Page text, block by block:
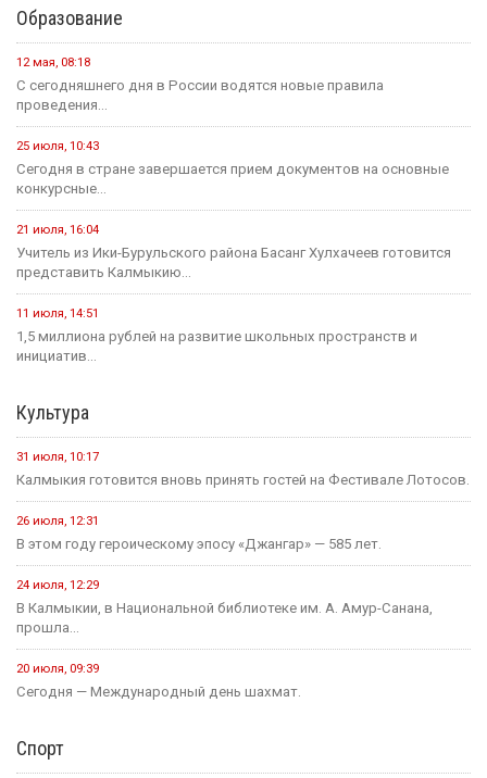
Образование
12 мая, 08:18
С сегодняшнего дня в России водятся новые правила
проведения...
25 июля, 10:43
Сегодня в стране завершается прием документов на основные
конкурсные...
21 июля, 16:04
Учитель из Ики-Бурульского района Басанг Хулхачеев готовится
представить Калмыкию...
11 июля, 14:51
1,5 миллиона рублей на развитие школьных пространств и
инициатив...
Культура
31 июля, 10:17
Калмыкия готовится вновь принять гостей на Фестивале Лотосов.
26 июля, 12:31
В этом году героическому эпосу «Джангар» — 585 лет.
24 июля, 12:29
В Калмыкии, в Национальной библиотеке им. А. Амур-Санана,
прошла...
20 июля, 09:39
Сегодня — Международный день шахмат.
Спорт